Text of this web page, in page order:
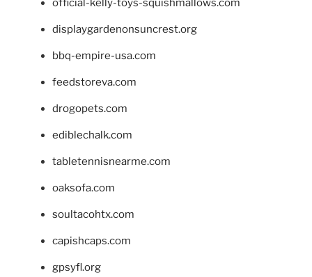
official-kelly-toys-squishmallows.com
displaygardenonsuncrest.org
bbq-empire-usa.com
feedstoreva.com
drogopets.com
ediblechalk.com
tabletennisnearme.com
oaksofa.com
soultacohtx.com
capishcaps.com
gpsyfl.org